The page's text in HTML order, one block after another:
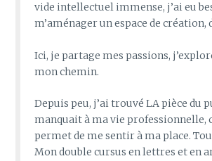
vide intellectuel immense, j’ai eu
m’aménager un espace de création,
Ici, je partage mes passions,
mon chemin.
Depuis peu, j’ai trouvé LA pièce du
manquait à ma vie professionnelle,
permet de me sentir à ma place.
Mon double cursus en lettres et en